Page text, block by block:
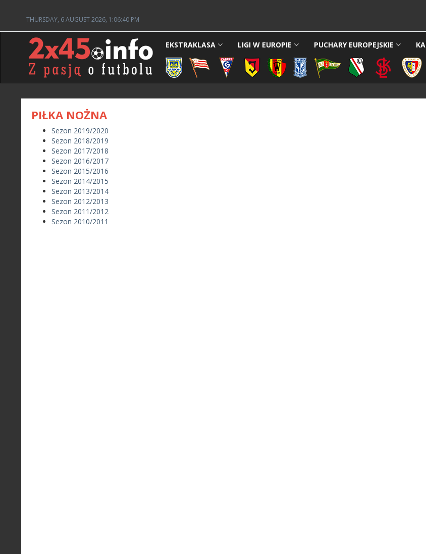
THURSDAY, 6 AUGUST 2026, 1:06:40 PM
EKSTRAKLASA LIGI W EUROPIE PUCHARY EUROPEJSKIE
PIŁKA NOŻNA
Sezon 2019/2020
Sezon 2018/2019
Sezon 2017/2018
Sezon 2016/2017
Sezon 2015/2016
Sezon 2014/2015
Sezon 2013/2014
Sezon 2012/2013
Sezon 2011/2012
Sezon 2010/2011